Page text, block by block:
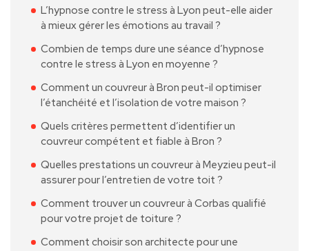
L’hypnose contre le stress à Lyon peut-elle aider
à mieux gérer les émotions au travail ?
Combien de temps dure une séance d’hypnose
contre le stress à Lyon en moyenne ?
Comment un couvreur à Bron peut-il optimiser
l’étanchéité et l’isolation de votre maison ?
Quels critères permettent d’identifier un
couvreur compétent et fiable à Bron ?
Quelles prestations un couvreur à Meyzieu peut-il
assurer pour l’entretien de votre toit ?
Comment trouver un couvreur à Corbas qualifié
pour votre projet de toiture ?
Comment choisir son architecte pour une